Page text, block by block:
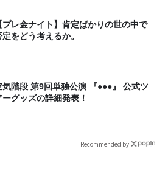
プレ金ナイト】肯定ばかりの世の中で
定をどう考えるか。
気階段 第9回単独公演 『●●●』 公式ツ
ーグッズの詳細発表！
Recommended by